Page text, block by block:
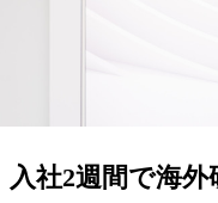
入社2週間で海